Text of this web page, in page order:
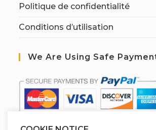
Politique de confidentialité
Conditions d’utilisation
We Are Using Safe